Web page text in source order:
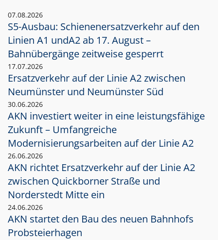
07.08.2026
S5-Ausbau: Schienenersatzverkehr auf den
Linien A1 undA2 ab 17. August –
Bahnübergänge zeitweise gesperrt
17.07.2026
Ersatzverkehr auf der Linie A2 zwischen
Neumünster und Neumünster Süd
30.06.2026
AKN investiert weiter in eine leistungsfähige
Zukunft – Umfangreiche
Modernisierungsarbeiten auf der Linie A2
26.06.2026
AKN richtet Ersatzverkehr auf der Linie A2
zwischen Quickborner Straße und
Norderstedt Mitte ein
24.06.2026
AKN startet den Bau des neuen Bahnhofs
Probsteierhagen